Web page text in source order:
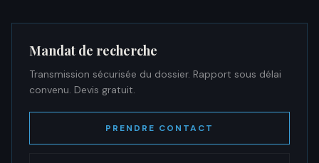
Mandat de recherche
Transmission sécurisée du dossier. Rapport sous délai
convenu. Devis gratuit.
PRENDRE CONTACT